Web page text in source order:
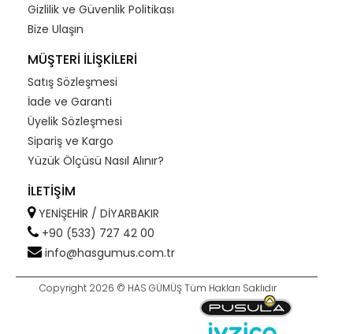
Gizlilik ve Güvenlik Politikası
Bize Ulaşın
MÜŞTERİ İLİŞKİLERİ
Satış Sözleşmesi
İade ve Garanti
Üyelik Sözleşmesi
Sipariş ve Kargo
Yüzük Ölçüsü Nasıl Alınır?
İLETİŞİM
YENİŞEHİR / DİYARBAKIR
+90 (533) 727 42 00
info@hasgumus.com.tr
Copyright 2026 © HAS GÜMÜŞ Tüm Hakları Saklıdır